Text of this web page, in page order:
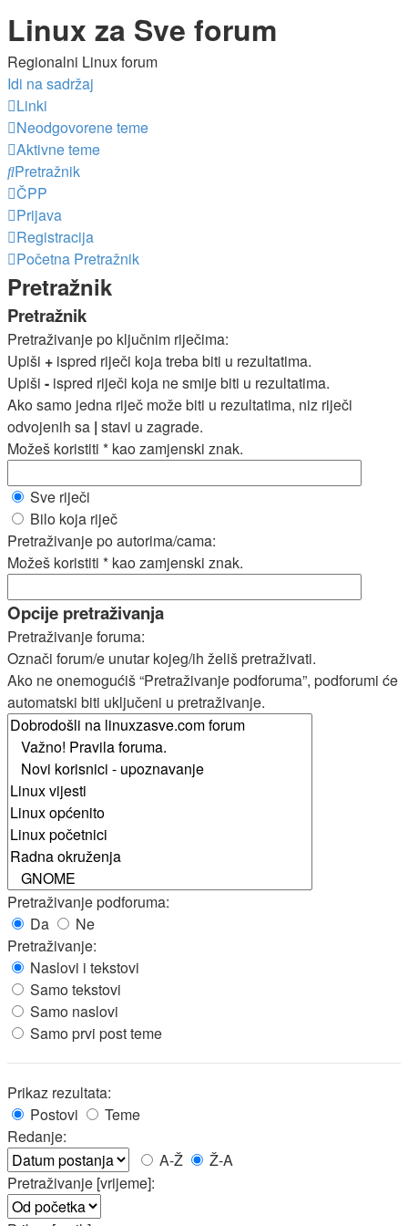
Linux za Sve forum
Regionalni Linux forum
Idi na sadržaj
Linki
Neodgovorene teme
Aktivne teme
Pretražnik
ČPP
Prijava
Registracija
Početna Pretražnik
Pretražnik
Pretražnik
Pretraživanje po ključnim riječima:
Upiši + ispred riječi koja treba biti u rezultatima.
Upiši - ispred riječi koja ne smije biti u rezultatima.
Ako samo jedna riječ može biti u rezultatima, niz riječi
odvojenih sa | stavi u zagrade.
Možeš koristiti * kao zamjenski znak.
Sve riječi
Bilo koja riječ
Pretraživanje po autorima/cama:
Možeš koristiti * kao zamjenski znak.
Opcije pretraživanja
Pretraživanje foruma:
Označi forum/e unutar kojeg/ih želiš pretraživati.
Ako ne onemogućiš “Pretraživanje podforuma”, podforumi će
automatski biti uključeni u pretraživanje.
Pretraživanje podforuma:
Da
Ne
Pretraživanje:
Naslovi i tekstovi
Samo tekstovi
Samo naslovi
Samo prvi post teme
Prikaz rezultata:
Postovi
Teme
Redanje:
A-Ž
Ž-A
Pretraživanje [vrijeme]: